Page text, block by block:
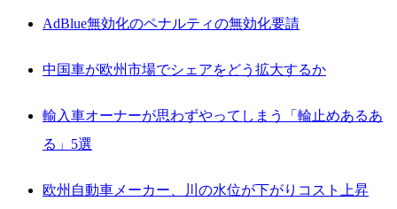
AdBlue無効化のペナルティの無効化要請
中国車が欧州市場でシェアをどう拡大するか
輸入車オーナーが思わずやってしまう「輪止めあるあ
る」5選
欧州自動車メーカー、川の水位が下がりコスト上昇